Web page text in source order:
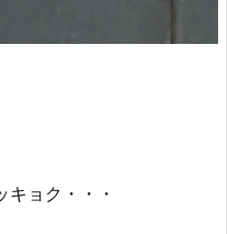
ョク・・・